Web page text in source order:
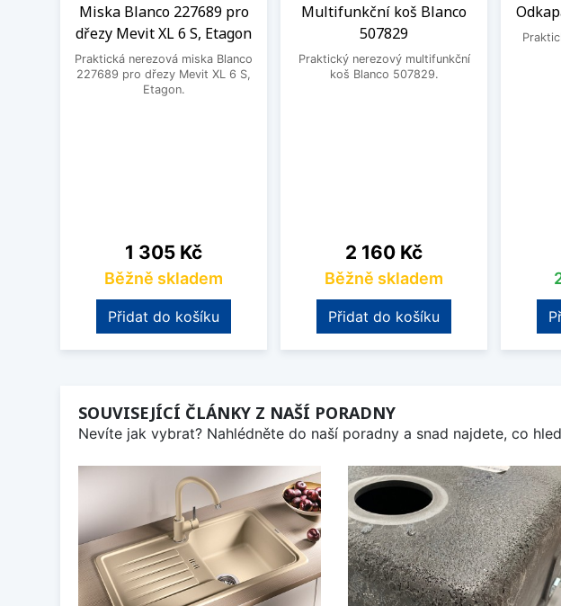
Miska Blanco 227689 pro
dřezy Mevit XL 6 S, Etagon
Praktická nerezová miska Blanco
227689 pro dřezy Mevit XL 6 S,
Etagon.
Cena
1 305 Kč
Běžně skladem
Přidat do košíku
Multifunkční koš Blanco
507829
Praktický nerezový multifunkční
koš Blanco 507829.
Cena
2 160 Kč
Běžně skladem
Přidat do košíku
SOUVISEJÍCÍ ČLÁNKY Z NAŠÍ PORADNY
Nevíte jak vybrat? Nahlédněte do naší poradny a snad najdete, co